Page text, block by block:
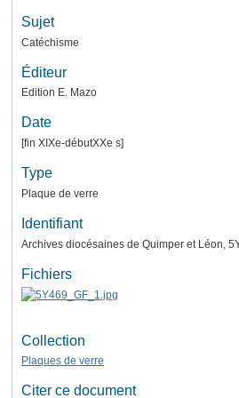
Sujet
Catéchisme
Éditeur
Edition E. Mazo
Date
[fin XIXe-débutXXe s]
Type
Plaque de verre
Identifiant
Archives diocésaines de Quimper et Léon,
Fichiers
Collection
Plaques de verre
Citer ce document